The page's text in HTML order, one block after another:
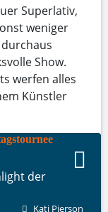
Superlativ,
weniger
Show.
werfen alles
Künstler
der
Kati Pierson